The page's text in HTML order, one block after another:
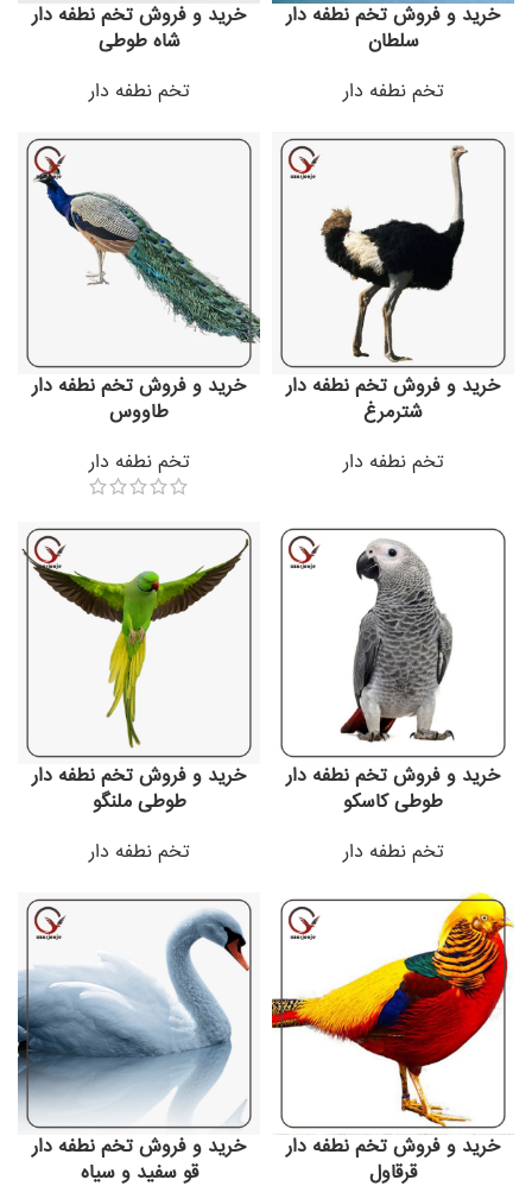
خرید و فروش تخم نطفه دار
سلطان
تخم نطفه دار
خرید و فروش تخم نطفه دار
شاه طوطی
تخم نطفه دار
خرید و فروش تخم نطفه دار
شترمرغ
تخم نطفه دار
خرید و فروش تخم نطفه دار
طاووس
تخم نطفه دار
خرید و فروش تخم نطفه دار
طوطی کاسکو
تخم نطفه دار
خرید و فروش تخم نطفه دار
طوطی ملنگو
تخم نطفه دار
خرید و فروش تخم نطفه دار
قرقاول
خرید و فروش تخم نطفه دار
قو سفید و سیاه